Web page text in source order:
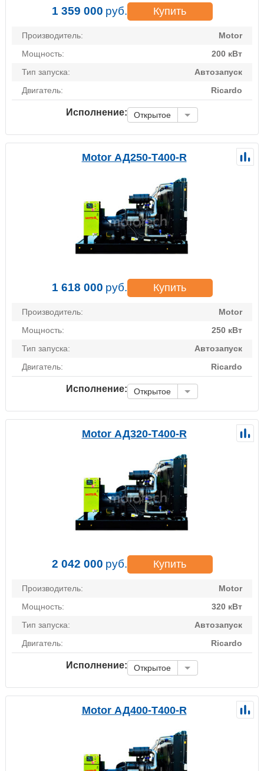
1 359 000 руб. Купить
Производитель:
Motor
Мощность:
200 кВт
Тип запуска:
Автозапуск
Двигатель:
Ricardo
Исполнение: Открытое
Motor АД250-Т400-R
1 618 000 руб. Купить
Производитель:
Motor
Мощность:
250 кВт
Тип запуска:
Автозапуск
Двигатель:
Ricardo
Исполнение: Открытое
Motor АД320-Т400-R
2 042 000 руб. Купить
Производитель:
Motor
Мощность:
320 кВт
Тип запуска:
Автозапуск
Двигатель:
Ricardo
Исполнение: Открытое
Motor АД400-Т400-R